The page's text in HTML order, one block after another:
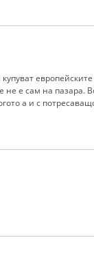
не е сам на пазара.
а и с